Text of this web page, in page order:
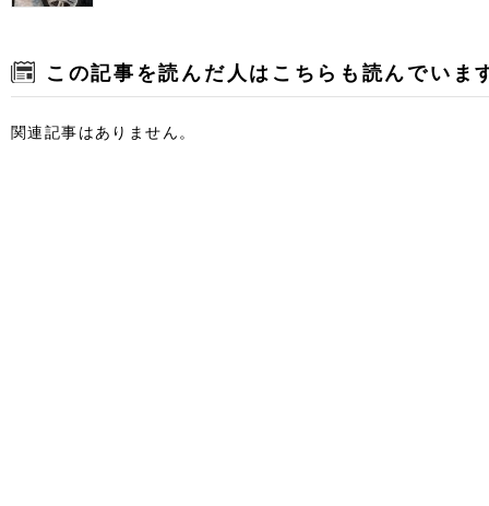
この記事を読んだ人はこちらも読んでいま
関連記事はありません。